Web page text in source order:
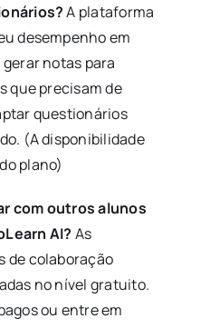
A plataforma
desempenho em
notas para
que precisam de
questionários
(A disponibilidade
plano)
com outros alunos
AI? As
de colaboração
no nível gratuito.
ou entre em